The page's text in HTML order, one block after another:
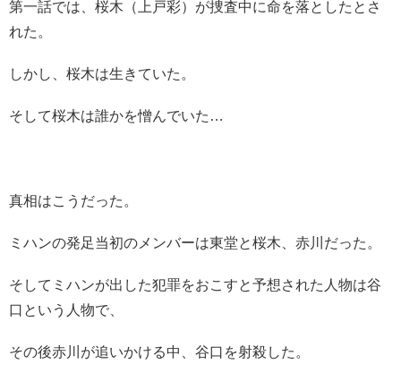
第一話では、桜木（上戸彩）が捜査中に命を落としたとさ
れた。
しかし、桜木は生きていた。
そして桜木は誰かを憎んでいた…
真相はこうだった。
ミハンの発足当初のメンバーは東堂と桜木、赤川だった。
そしてミハンが出した犯罪をおこすと予想された人物は谷
口という人物で、
その後赤川が追いかける中、谷口を射殺した。